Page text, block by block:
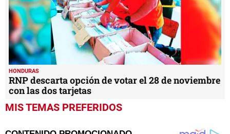
HONDURAS
RNP descarta opción de votar el 28 de noviembre
con las dos tarjetas
MIS TEMAS PREFERIDOS